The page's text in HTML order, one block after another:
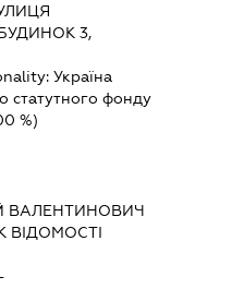
3,
Україна
статутного фонду
%)
ВАЛЕНТИНОВИЧ
ВІДОМОСТІ